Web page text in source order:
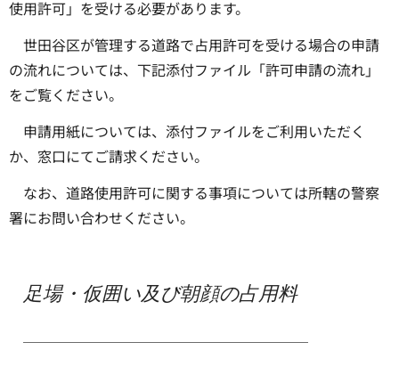
使用許可」を受ける必要があります。
世田谷区が管理する道路で占用許可を受ける場合の申請
の流れについては、下記添付ファイル「許可申請の流れ」
をご覧ください。
申請用紙については、添付ファイルをご利用いただく
か、窓口にてご請求ください。
なお、道路使用許可に関する事項については所轄の警察
署にお問い合わせください。
足場・仮囲い及び朝顔の占用料